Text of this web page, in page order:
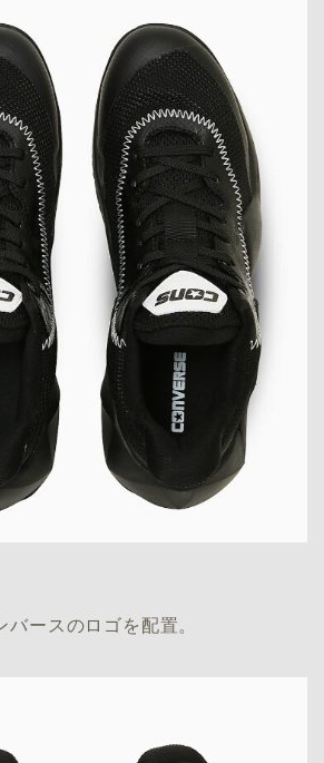
バースのロゴを配置。